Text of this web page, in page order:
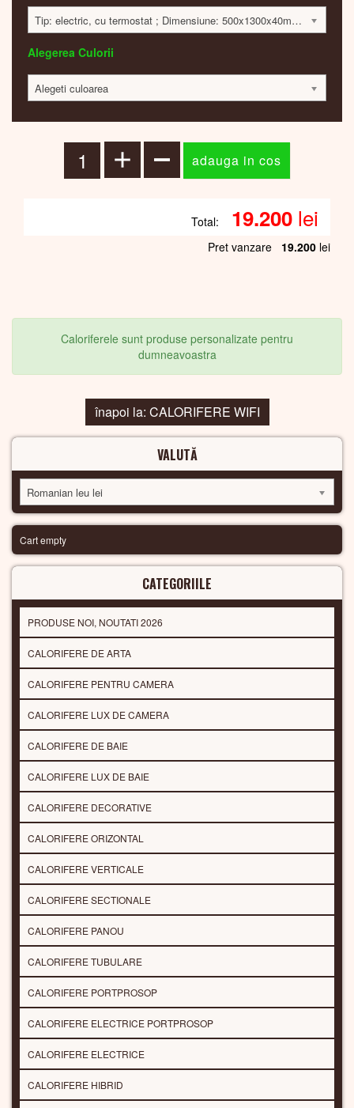
Tip: electric, cu termostat ; Dimensiune: 500x1300x40mm; 650 Watt; 19140 lei
Alegerea Culorii
Alegeti culoarea
Total: 19.200 lei
Pret vanzare 19.200 lei
Caloriferele sunt produse personalizate pentru
dumneavoastra
înapoi la: CALORIFERE WIFI
VALUTĂ
Romanian leu lei
Cart empty
CATEGORIILE
PRODUSE NOI, NOUTATI 2026
CALORIFERE DE ARTA
CALORIFERE PENTRU CAMERA
CALORIFERE LUX DE CAMERA
CALORIFERE DE BAIE
CALORIFERE LUX DE BAIE
CALORIFERE DECORATIVE
CALORIFERE ORIZONTAL
CALORIFERE VERTICALE
CALORIFERE SECTIONALE
CALORIFERE PANOU
CALORIFERE TUBULARE
CALORIFERE PORTPROSOP
CALORIFERE ELECTRICE PORTPROSOP
CALORIFERE ELECTRICE
CALORIFERE HIBRID